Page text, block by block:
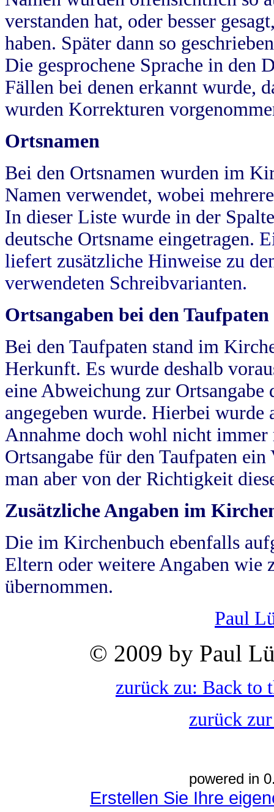
verstanden hat, oder besser
haben. Später dann so
Die gesprochene Sprache in
Fällen bei denen erkannt wurde,
wurden Korrekturen
Ortsnamen
Bei den Ortsnamen wurden im
Namen verwendet, wobei
In dieser Liste wurde in der
deutsche Ortsname eingetragen.
liefert zusätzliche Hinweise zu
verwendeten Schreibvarianten.
Ortsangaben bei den Taufpaten
Bei den Taufpaten stand im
Herkunft. Es wurde deshalb
eine Abweichung zur
angegeben wurde. Hierbei wurde
Annahme doch wohl nicht
Ortsangabe für den Taufpaten
man aber von der Richtigkeit
Zusätzliche Angaben im
Die im Kirchenbuch ebenfalls
Eltern oder weitere Angaben wie
übernommen.
Paul
© 2009 by Paul
zurück zu: Back to
zurück
powered in
Erstellen Sie Ihre